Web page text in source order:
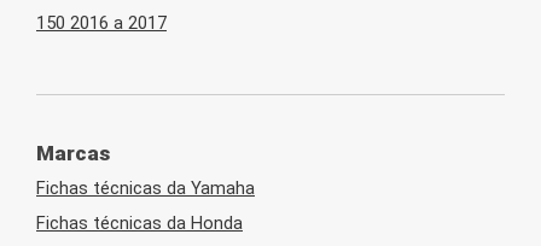
150 2016 a 2017
Marcas
Fichas técnicas da Yamaha
Fichas técnicas da Honda